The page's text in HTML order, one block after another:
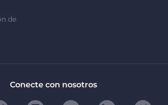
de
Conecte con nosotros